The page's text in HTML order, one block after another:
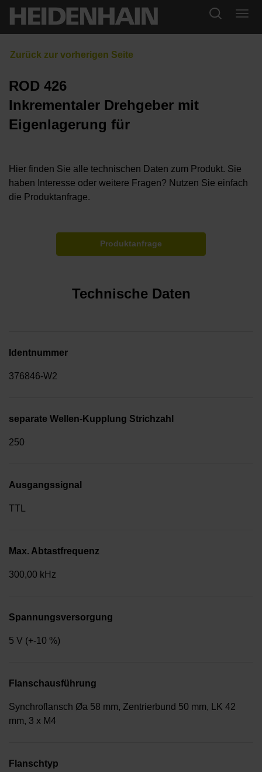
ROD 426
Inkrementaler Drehgeber mit
Eigenlagerung für
Hier finden Sie alle technischen Daten zum Produkt. Sie
haben Interesse oder weitere Fragen? Nutzen Sie einfach
die Produktanfrage.
Produktanfrage
Technische Daten
Identnummer
376846-W2
separate Wellen-Kupplung Strichzahl
250
Ausgangssignal
TTL
Max. Abtastfrequenz
300,00 kHz
Spannungsversorgung
5 V (+-10 %)
Flanschausführung
Synchroflansch Øa 58 mm, Zentrierbund 50 mm, LK 42
mm, 3 x M4
Flanschtyp